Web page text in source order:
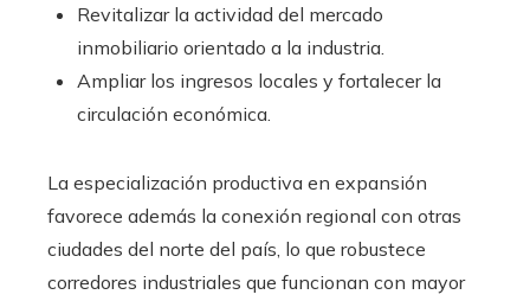
Revitalizar la actividad del mercado
inmobiliario orientado a la industria.
Ampliar los ingresos locales y fortalecer la
circulación económica.
La especialización productiva en expansión
favorece además la conexión regional con otras
ciudades del norte del país, lo que robustece
corredores industriales que funcionan con mayor